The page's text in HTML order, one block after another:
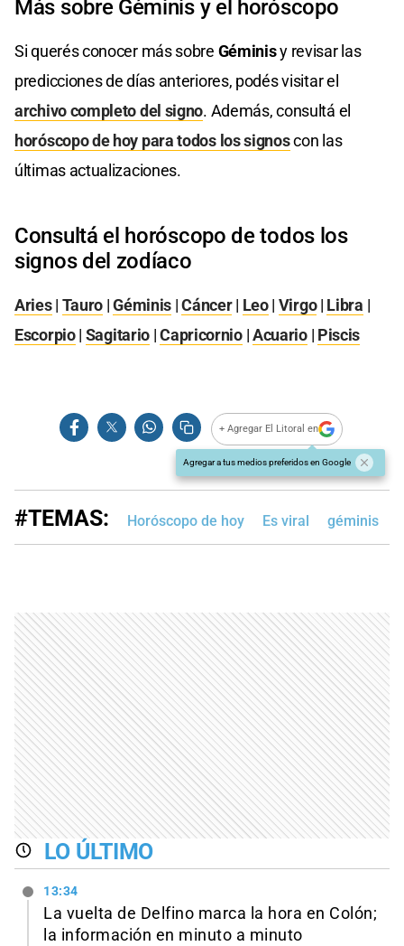
Más sobre Géminis y el horóscopo
Si querés conocer más sobre Géminisy revisar las
predicciones de días anteriores, podés visitar el
archivo completo del signo. Además, consultá el
horóscopo de hoy para todos los signoscon las
últimas actualizaciones.
Consultá el horóscopo de todos los
signos del zodíaco
Aries| Tauro |Géminis |Cáncer| Leo| Virgo| Libra |
Escorpio| Sagitario |Capricornio|Acuario| Piscis
+ Agregar El Litoral en
Agregar a tus medios preferidos en Google
#TEMAS: Horóscopo de hoy Es viral géminis
LO ÚLTIMO
13:34
La vuelta de Delfino marca la hora en Colón;
la información en minuto a minuto